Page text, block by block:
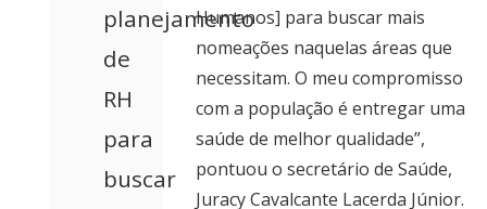
planejamento
de
RH
para
buscar
Humanos] para buscar mais
nomeações naquelas áreas que
necessitam. O meu compromisso
com a população é entregar uma
saúde de melhor qualidade”,
pontuou o secretário de Saúde,
Juracy Cavalcante Lacerda Júnior.